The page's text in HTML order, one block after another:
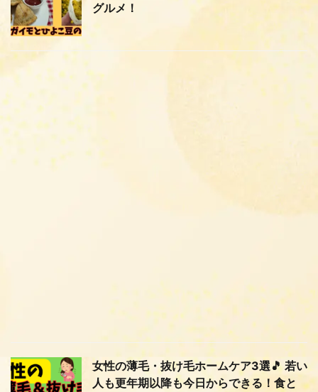
グルメ！
女性の薄毛・抜け毛ホームケア3選🎵 若い
人も更年期以降も今日からできる！食と